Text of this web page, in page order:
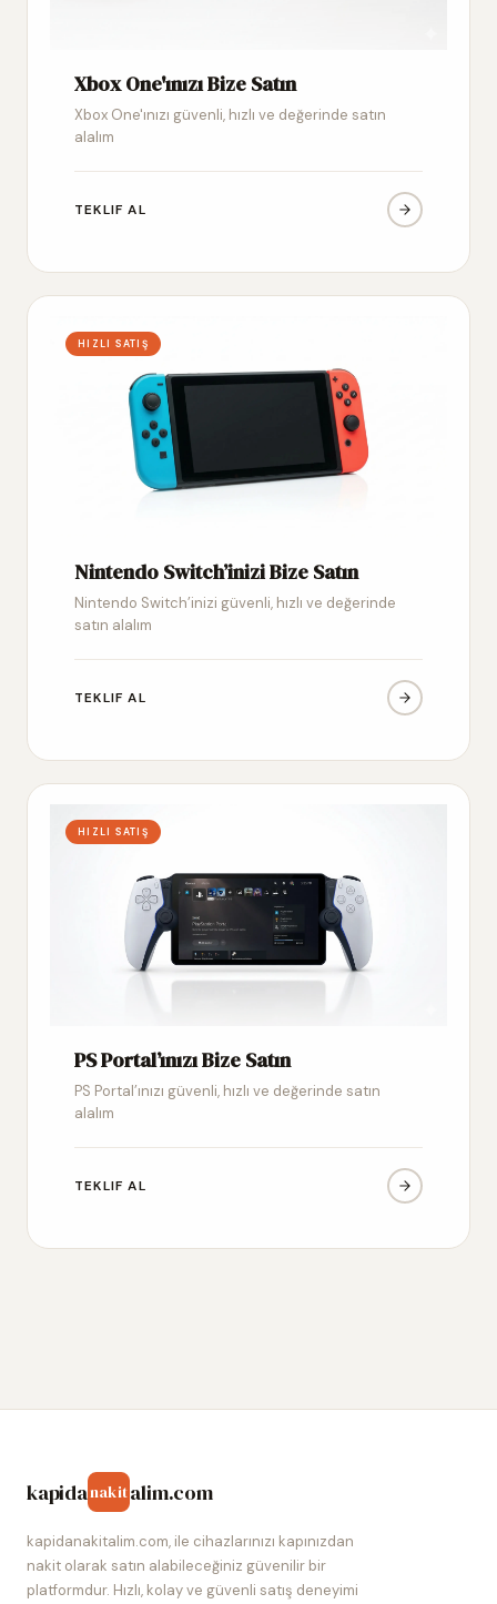
Xbox One'ınızı Bize Satın
Xbox One'ınızı güvenli, hızlı ve değerinde satın
alalım
TEKLIF AL
HIZLI SATIŞ
Nintendo Switch’inizi Bize Satın
Nintendo Switch’inizi güvenli, hızlı ve değerinde
satın alalım
TEKLIF AL
HIZLI SATIŞ
PS Portal’ınızı Bize Satın
PS Portal’ınızı güvenli, hızlı ve değerinde satın
alalım
TEKLIF AL
kapidanakitalim.com
kapidanakitalim.com, ile cihazlarınızı kapınızdan
nakit olarak satın alabileceğiniz güvenilir bir
platformdur. Hızlı, kolay ve güvenli satış deneyimi